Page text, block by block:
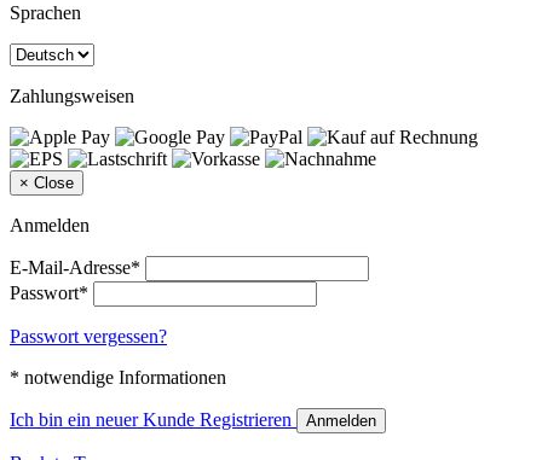
Sprachen
Zahlungsweisen
× Close
Anmelden
E-Mail-Adresse*
Passwort*
Passwort vergessen?
* notwendige Informationen
Ich bin ein neuer Kunde Registrieren Anmelden